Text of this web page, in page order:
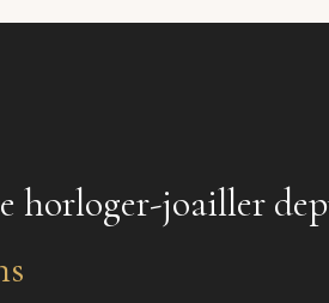
horloger-joailler